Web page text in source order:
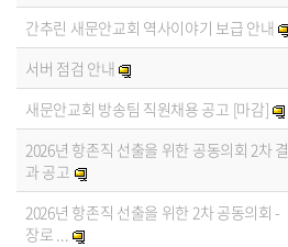
간추린 새문안교회 역사이야기 보급 안내
서버 점검 안내
새문안교회 방송팀 직원채용 공고 [마감]
2026년 항존직 선출을 위한 공동의회 2차 결
과 공고
2026년 항존직 선출을 위한 2차 공동의회 -
장로 ...